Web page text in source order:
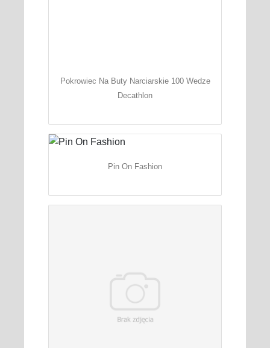
Pokrowiec Na Buty Narciarskie 100 Wedze
Decathlon
Pin On Fashion